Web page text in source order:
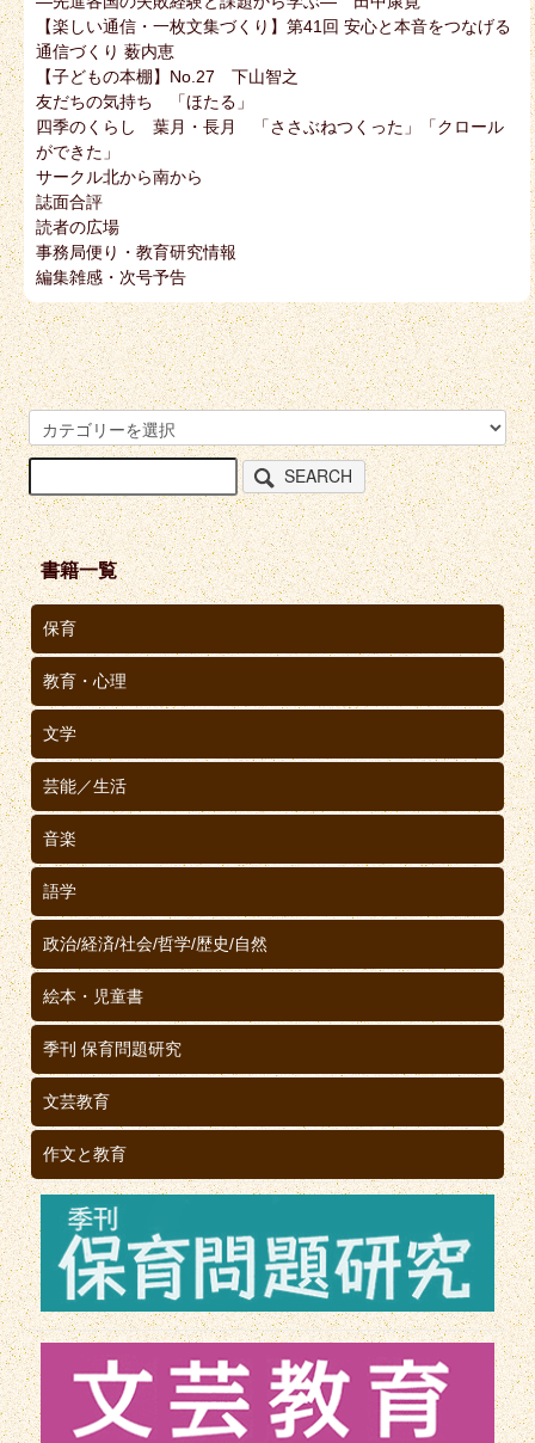
【楽しい通信・一枚文集づくり】第41回 安心と本音をつなげる
通信づくり 薮内恵
【子どもの本棚】No.27 下山智之
友だちの気持ち 「ほたる」
四季のくらし 葉月・長月 「ささぶねつくった」「クロール
ができた」
サークル北から南から
誌面合評
読者の広場
事務局便り・教育研究情報
編集雑感・次号予告
SEARCH
書籍一覧
保育
教育・心理
文学
芸能／生活
音楽
語学
政治/経済/社会/哲学/歴史/自然
絵本・児童書
季刊 保育問題研究
文芸教育
作文と教育